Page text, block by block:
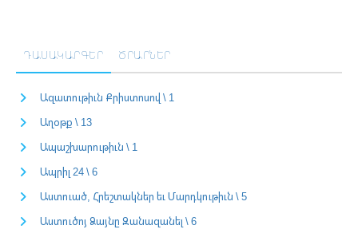
ԴԱՍԱԿԱՐԳԵՐ ԾՐԱՐՆԵՐ
Ազատութիւն Քրիստոսով \ 1
Աղօթք \ 13
Ապաշխարութիւն \ 1
Ապրիլ 24 \ 6
Աստուած, Հրեշտակներ եւ Մարդկութիւն \ 5
Աստուծոյ Ձայնը Զանազանել \ 6